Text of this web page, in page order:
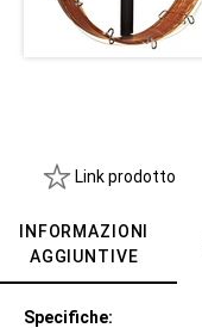
Link prodotto
INFORMAZIONI
AGGIUNTIVE
Specifiche: